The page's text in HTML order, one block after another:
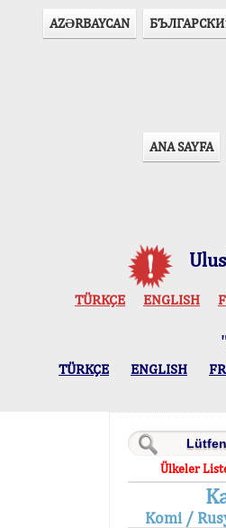
AZӘRBAYCAN
ANA SAYFA
TÜRKÇE ENGLISH
TÜRKÇE ENGLISH
Ülkeler
Komi /